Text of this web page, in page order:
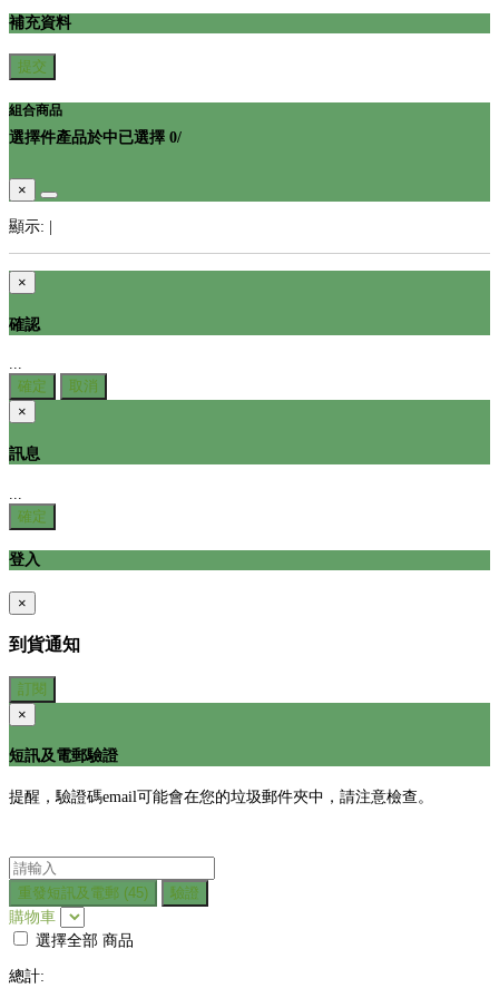
補充資料
提交
組合商品
選擇件產品於中已選擇 0/
×
顯示:
×
確認
...
確定
取消
×
訊息
確定
登入
×
到貨通知
訂閱
×
短訊及電郵驗證
提醒，驗證碼email可能會在您的垃圾郵件夾中，請注意檢查。
重發短訊及電郵 (45)
驗證
購物車
選擇全部 商品
總計: